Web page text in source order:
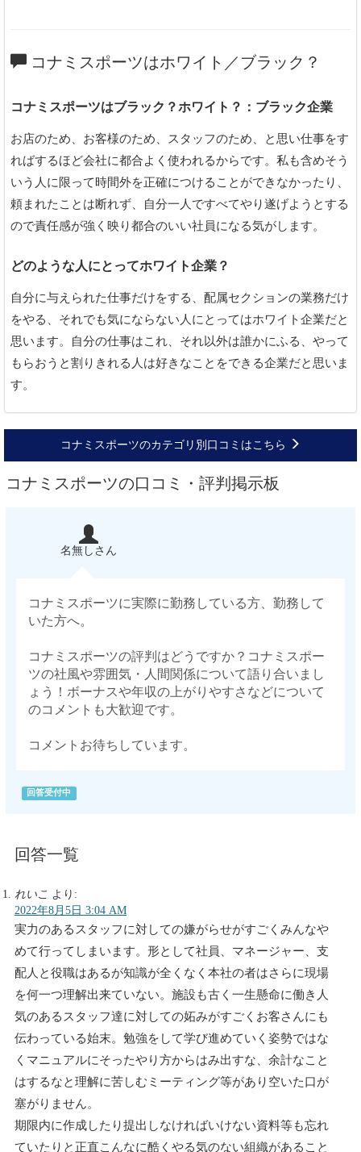
コナミスポーツはホワイト／ブラック？
コナミスポーツはブラック？ホワイト？：ブラック企業
お店のため、お客様のため、スタッフのため、と思い仕事をす
ればするほど会社に都合よく使われるからです。私も含めそう
いう人に限って時間外を正確につけることができなかったり、
頼まれたことは断れず、自分一人ですべてやり遂げようとする
ので責任感が強く映り都合のいい社員になる気がします。
どのような人にとってホワイト企業？
自分に与えられた仕事だけをする、配属セクションの業務だけ
をやる、それでも気にならない人にとってはホワイト企業だと
思います。自分の仕事はこれ、それ以外は誰かにふる、やって
もらおうと割りきれる人は好きなことをできる企業だと思いま
す。
コナミスポーツのカテゴリ別口コミはこちら
コナミスポーツの口コミ・評判掲示板
名無しさん
コナミスポーツに実際に勤務している方、勤務して
いた方へ。
コナミスポーツの評判はどうですか？コナミスポー
ツの社風や雰囲気・人間関係について語り合いまし
ょう！ボーナスや年収の上がりやすさなどについて
のコメントも大歓迎です。
コメントお待ちしています。
回答受付中
回答一覧
れいこ より:
2022年8月5日 3:04 AM
実力のあるスタッフに対しての嫌がらせがすごくみんなや
めて行ってしまいます。形として社員、マネージャー、支
配人と役職はあるが知識が全くなく本社の者はさらに現場
を何一つ理解出来ていない。施設も古く一生懸命に働き人
気のあるスタッフ達に対しての妬みがすごくお客さんにも
伝わっている始末。勉強をして学び進めていく姿勢ではな
くマニュアルにそったやり方からはみ出すな、余計なこと
はするなと理解に苦しむミーティング等があり空いた口が
塞がりません。
期限内に作成したり提出しなければいけない資料等も忘れ
ていたりと正直こんなに酷くやる気のない組織があること